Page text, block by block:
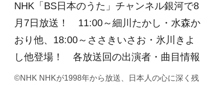
NHK「BS日本のうた」チャンネル銀河で8
月7日放送！ 11:00～細川たかし・水森か
おり他、18:00～ささきいさお・氷川きよ
し他登場！ 各放送回の出演者・曲目情報
©NHK NHKが1998年から放送、日本人の心に深く残